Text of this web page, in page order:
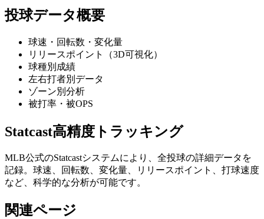
投球データ概要
球速・回転数・変化量
リリースポイント（3D可視化）
球種別成績
左右打者別データ
ゾーン別分析
被打率・被OPS
Statcast高精度トラッキング
MLB公式のStatcastシステムにより、全投球の詳細データを
記録。球速、回転数、変化量、リリースポイント、打球速度
など、科学的な分析が可能です。
関連ページ